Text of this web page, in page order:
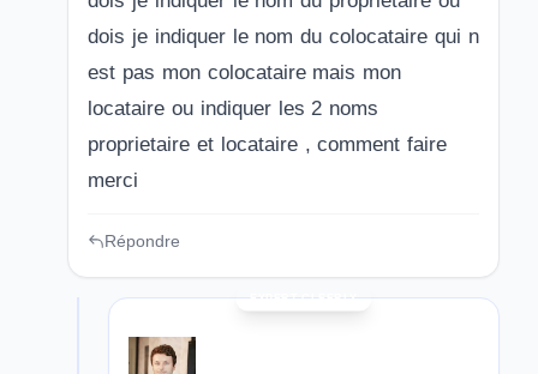
dois je indiquer le nom du colocataire qui n
est pas mon colocataire mais mon
locataire ou indiquer les 2 noms
proprietaire et locataire , comment faire
merci
Répondre